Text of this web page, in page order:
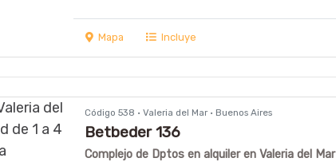
Mapa Incluye
Código 538 · Valeria del Mar · Buenos Aires
Betbeder 136
Complejo de Dptos en alquiler en Valeria del Mar